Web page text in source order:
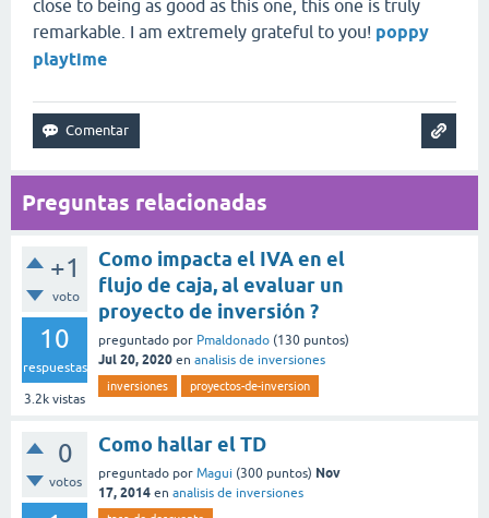
close to being as good as this one, this one is truly
remarkable. I am extremely grateful to you! poppy
playtime
Preguntas relacionadas
+1
voto
10
respuestas
3.2k vistas
Como impacta el IVA en el
flujo de caja, al evaluar un
proyecto de inversión ?
preguntado por Pmaldonado (130 puntos)
Jul 20, 2020 en analisis de inversiones
inversiones proyectos-de-inversion
0
votos
Como hallar el TD
preguntado por Magui (300 puntos) Nov
17, 2014 en analisis de inversiones